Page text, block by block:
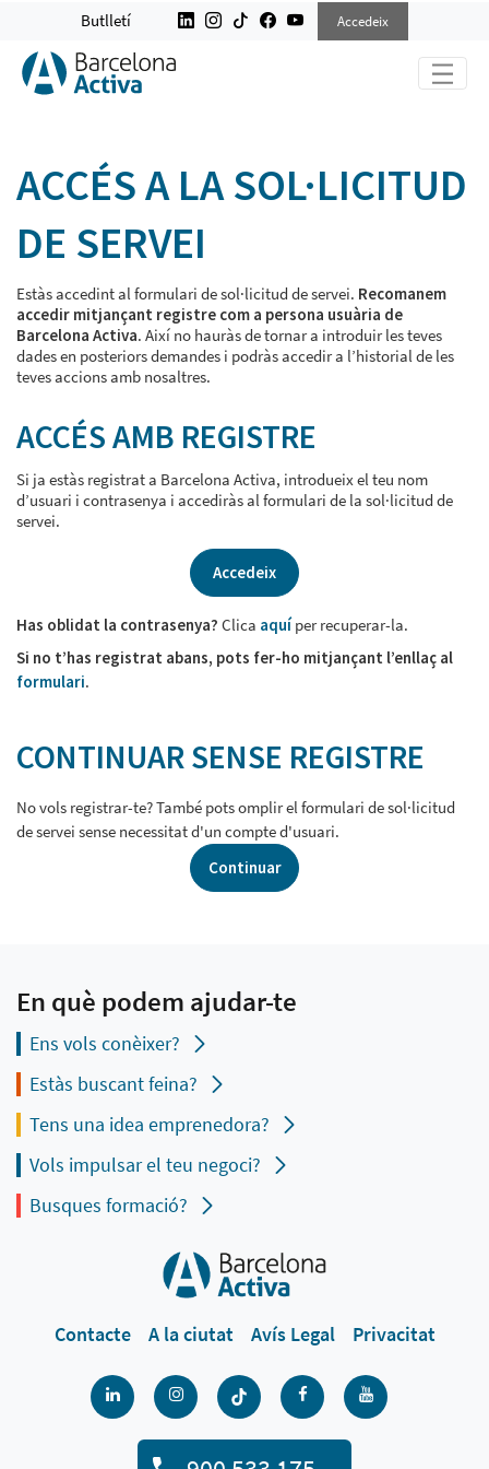
ACCEDEIX A SERVEIS
Butlletí Accedeix
ACCÉS A LA SOL·LICITUD
DE SERVEI
Estàs accedint al formulari de sol·licitud de servei. Recomanem
accedir mitjançant registre com a persona usuària de
Barcelona Activa. Així no hauràs de tornar a introduir les teves
dades en posteriors demandes i podràs accedir a l’historial de les
teves accions amb nosaltres.
ACCÉS AMB REGISTRE
Si ja estàs registrat a Barcelona Activa, introdueix el teu nom
d’usuari i contrasenya i accediràs al formulari de la sol·licitud de
servei.
Accedeix
Has oblidat la contrasenya? Clica aquí per recuperar-la.
Si no t’has registrat abans, pots fer-ho mitjançant l’enllaç al
formulari.
CONTINUAR SENSE REGISTRE
No vols registrar-te? També pots omplir el formulari de sol·licitud
de servei sense necessitat d'un compte d'usuari.
Continuar
En què podem ajudar-te
Ens vols conèixer?
Estàs buscant feina?
Tens una idea emprenedora?
Vols impulsar el teu negoci?
Busques formació?
Contacte A la ciutat Avís Legal Privacitat